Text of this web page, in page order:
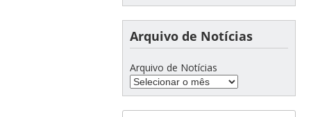
Arquivo de Notícias
Arquivo de Notícias